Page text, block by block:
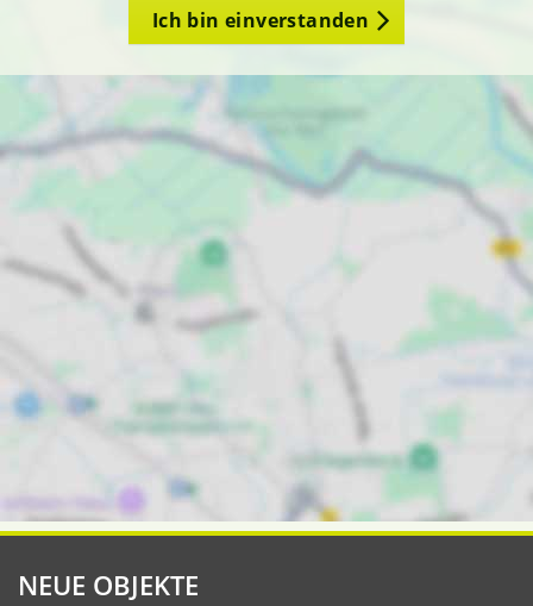
Ich bin einverstanden
NEUE OBJEKTE